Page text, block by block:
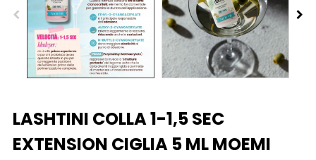
LASHTINI COLLA 1-1,5 SEC
EXTENSION CIGLIA 5 ML MOEMI